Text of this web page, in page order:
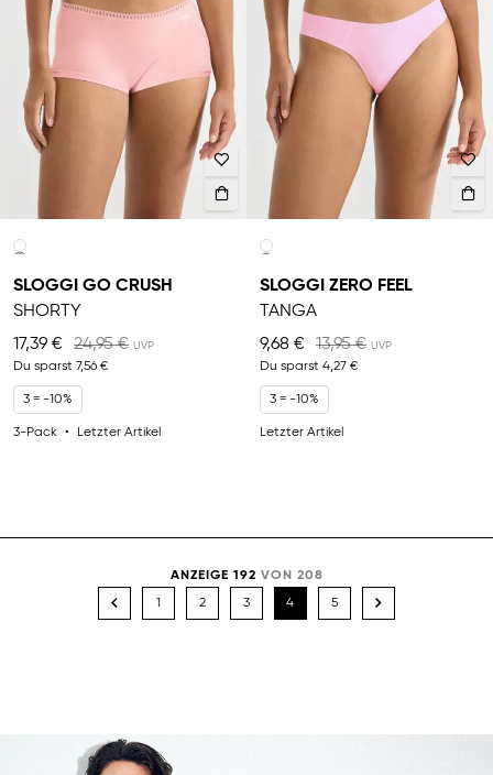
SLOGGI GO CRUSH
SHORTY
17,39 €
24,95 €
Du sparst 7,56 €
3 = -10%
3-Pack Letzter Artikel
SLOGGI ZERO FEEL
TANGA
9,68 €
13,95 €
Du sparst 4,27 €
3 = -10%
Letzter Artikel
ANZEIGE 192 VON 208
1 2 3 4 5